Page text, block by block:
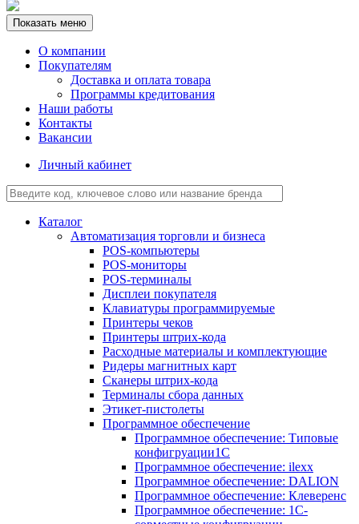
Показать меню
О компании
Покупателям
Доставка и оплата товара
Программы кредитования
Наши работы
Контакты
Вакансии
Личный кабинет
Каталог
Автоматизация торговли и бизнеса
POS-компьютеры
POS-мониторы
POS-терминалы
Дисплеи покупателя
Клавиатуры программируемые
Принтеры чеков
Принтеры штрих-кода
Расходные материалы и комплектующие
Ридеры магнитных карт
Сканеры штрих-кода
Терминалы сбора данных
Этикет-пистолеты
Программное обеспечение
Программное обеспечение: Типовые
конфигруации1С
Программное обеспечение: ilexx
Программное обеспечение: DALION
Программное обеспечение: Клеверенс
Программное обеспечение: 1С-